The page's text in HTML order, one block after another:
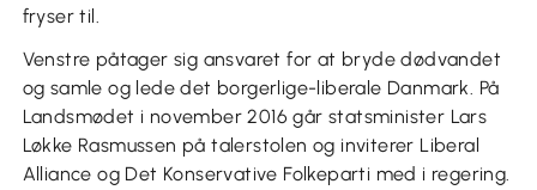
fryser til.
Venstre påtager sig ansvaret for at bryde dødvandet
og samle og lede det borgerlige-liberale Danmark. På
Landsmødet i november 2016 går statsminister Lars
Løkke Rasmussen på talerstolen og inviterer Liberal
Alliance og Det Konservative Folkeparti med i regering.